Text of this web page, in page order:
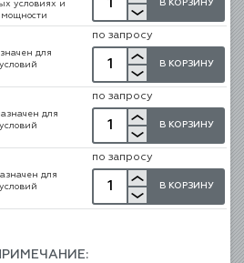
условиях и
мощности
В КОРЗИНУ
для
по запросу
В КОРЗИНУ
для
по запросу
В КОРЗИНУ
для
по запросу
В КОРЗИНУ